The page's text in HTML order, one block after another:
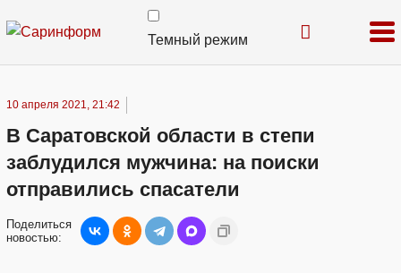
Темный режим
10 апреля 2021, 21:42
В Саратовской области в степи
заблудился мужчина: на поиски
отправились спасатели
Поделиться
новостью: